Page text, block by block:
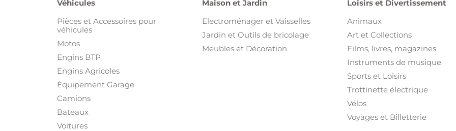
Véhicules
Pièces et Accessoires pour
véhicules
Motos
Engins BTP
Engins Agricoles
Équipement Garage
Camions
Bateaux
Voitures
Maison et Jardin
Electroménager et Vaisselles
Jardin et Outils de bricolage
Meubles et Décoration
Loisirs et Divertissement
Animaux
Art et Collections
Films, livres, magazines
Instruments de musique
Sports et Loisirs
Trottinette électrique
Vélos
Voyages et Billetterie